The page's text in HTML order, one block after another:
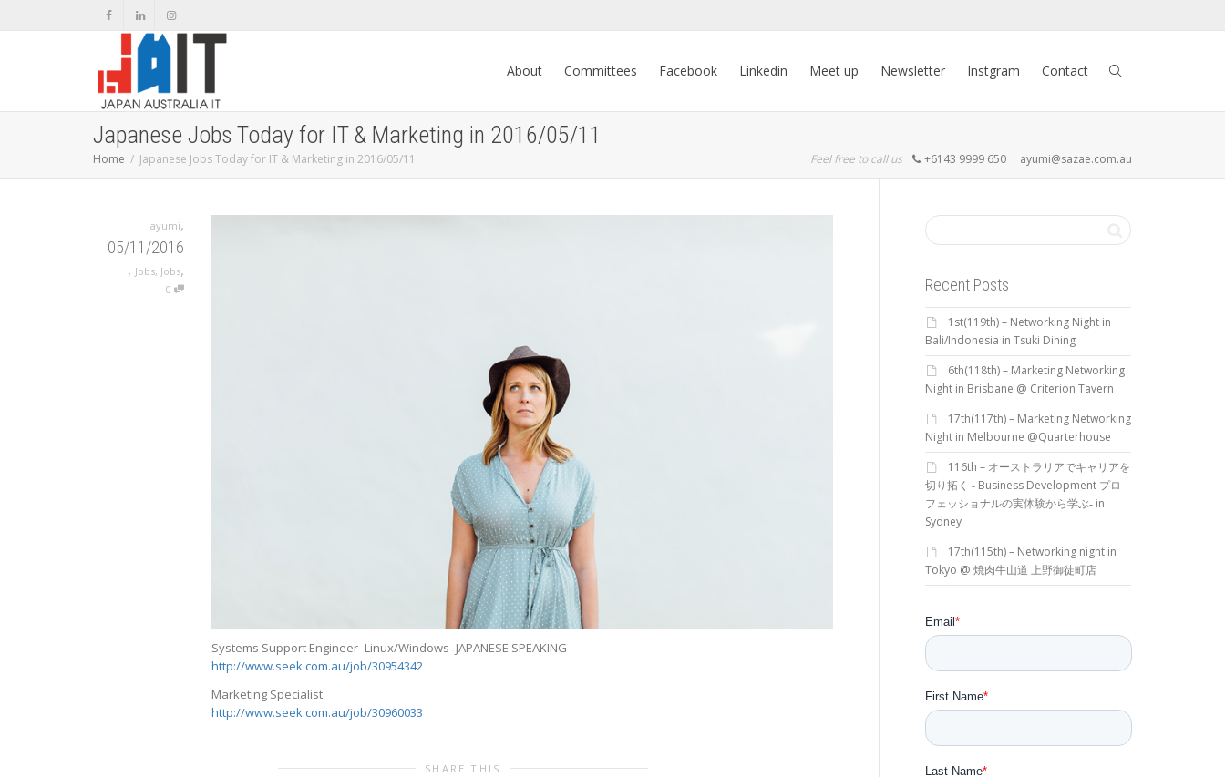
About Committees Facebook Linkedin Meet up Newsletter Instgram Contact
Japanese Jobs Today for IT & Marketing in 2016/05/11
Home Japanese Jobs Today for IT & Marketing in 2016/05/11 Feel free to call us +6143 9999 650 ayumi@sazae.com.au
ayumi,
05/11/2016
, Jobs, Jobs,
0
Systems Support Engineer- Linux/Windows- JAPANESE SPEAKING
http://www.seek.com.au/job/30954342
Marketing Specialist
http://www.seek.com.au/job/30960033
SHARE THIS
Recent Posts
1st(119th) – Networking Night in
Bali/Indonesia in Tsuki Dining
6th(118th) – Marketing Networking
Night in Brisbane @ Criterion Tavern
17th(117th) – Marketing Networking
Night in Melbourne @Quarterhouse
116th – オーストラリアでキャリアを
切り拓く ‐ Business Development プロ
フェッショナルの実体験から学ぶ‐ in
Sydney
17th(115th) – Networking night in
Tokyo @ 焼肉牛山道 上野御徒町店